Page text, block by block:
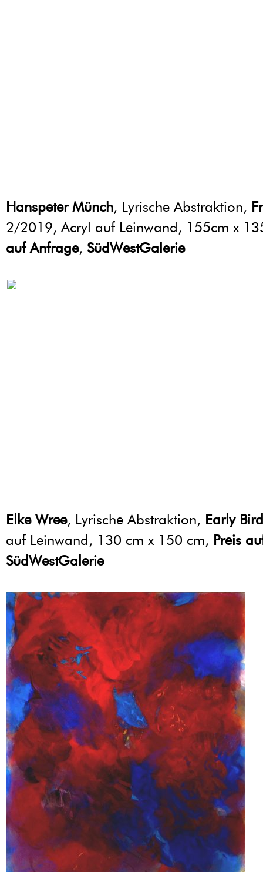
Hanspeter Münch, Lyrische Abstraktion,
2/2019, Acryl auf Leinwand, 155cm x
auf Anfrage, SüdWestGalerie
Elke Wree, Lyrische Abstraktion, Early Bird
auf Leinwand, 130 cm x 150 cm, Preis
SüdWestGalerie